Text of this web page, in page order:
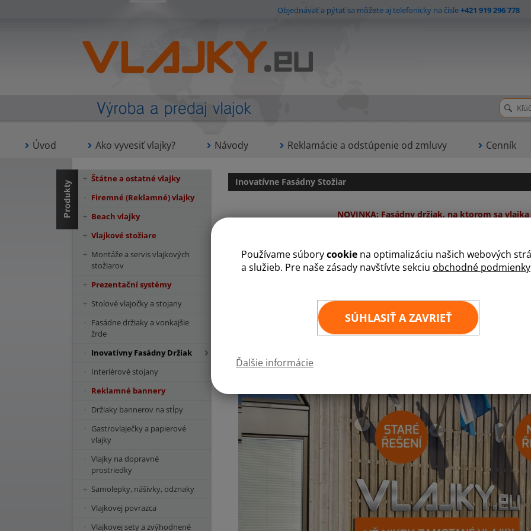
Používame súborycookie na optimalizáciu našich webových
a služieb. Pre naše zásady navštívte sekciu obchodné podmienky
SÚHLASIŤ A ZAVRIEŤ
Ďalšie informácie
Objednávať a pýtať sa môžete aj telefonicky na čísle+421 919 296 778
Úvod Ako vyvesiť vlajky? Návody Reklamácie a odstúpenie od zmluvy Cenník
Inovatívne Fasádny Stožiar
NOVINKA: Fasádny držiak, na ktorom sa
Štátne a ostatné vlajky
Firemné (Reklamné) vlajky
Beach vlajky
Vlajkové stožiare
Montáže a servis vlajkových
stožiarov
Prezentační systémy
Stolové vlajočky a stojany
Fasádne držiaky a vonkajšie
žrde
Inovatívny Fasádny Držiak
Interiérové stojany
Reklamné bannery
Držiaky bannerov na stĺpy
Gastrovlaječky a papierové
vlajky
Vlajky na dopravné
prostriedky
Samolepky, nášivky, odznaky
Vlajkovej povrazca
Vlajkovej sety a zvýhodnené